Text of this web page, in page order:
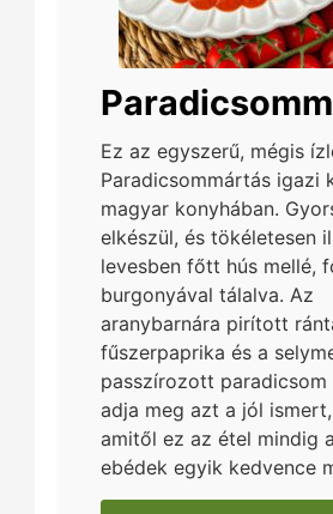
Ez az egyszerű, mégis
Paradicsommártás igazi
magyar konyhában.
elkészül, és tökéletesen
levesben főtt hús mellé,
burgonyával tálalva. Az
aranybarnára pirított
fűszerpaprika és a
passzírozott paradicsom
adja meg azt a jól
amitől ez az étel mindig
ebédek egyik kedvence